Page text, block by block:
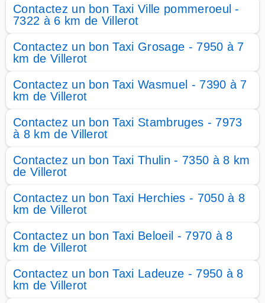
Contactez un bon Taxi Ville pommeroeul -
7322 à 6 km de Villerot
Contactez un bon Taxi Grosage - 7950 à 7
km de Villerot
Contactez un bon Taxi Wasmuel - 7390 à 7
km de Villerot
Contactez un bon Taxi Stambruges - 7973
à 8 km de Villerot
Contactez un bon Taxi Thulin - 7350 à 8 km
de Villerot
Contactez un bon Taxi Herchies - 7050 à 8
km de Villerot
Contactez un bon Taxi Beloeil - 7970 à 8
km de Villerot
Contactez un bon Taxi Ladeuze - 7950 à 8
km de Villerot